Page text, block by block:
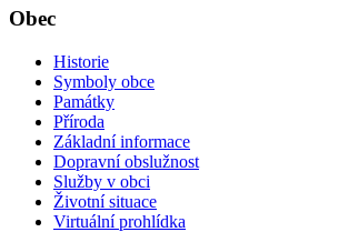
Obec
Historie
Symboly obce
Památky
Příroda
Základní informace
Dopravní obslužnost
Služby v obci
Životní situace
Virtuální prohlídka